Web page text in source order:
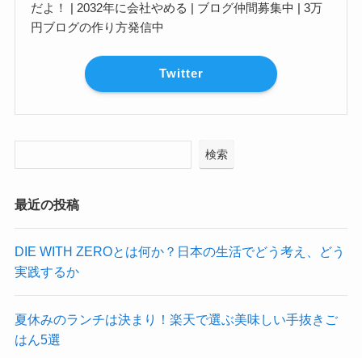
だよ！ | 2032年に会社やめる | ブログ仲間募集中 | 3万
円ブログの作り方発信中
Twitter
検索
最近の投稿
DIE WITH ZEROとは何か？日本の生活でどう考え、どう
実践するか
夏休みのランチは決まり！楽天で選ぶ美味しい手抜きご
はん5選